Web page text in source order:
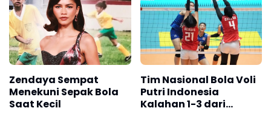
Zendaya Sempat
Menekuni Sepak Bola
Saat Kecil
Tim Nasional Bola Voli
Putri Indonesia
Kalahan 1-3 dari